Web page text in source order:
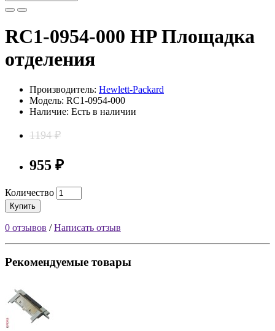
RC1-0954-000 HP Площадка
отделения
Производитель: Hewlett-Packard
Модель: RC1-0954-000
Наличие: Есть в наличии
1194 ₽
955 ₽
Количество
Купить
0 отзывов /Написать отзыв
Рекомендуемые товары